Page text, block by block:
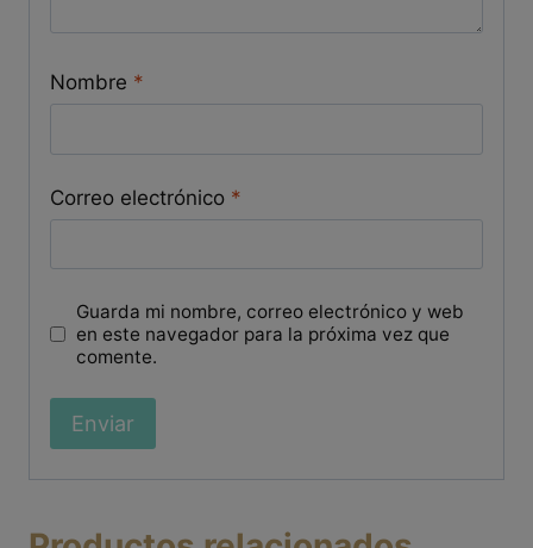
Nombre *
Correo electrónico *
Guarda mi nombre, correo electrónico y web
en este navegador para la próxima vez que
comente.